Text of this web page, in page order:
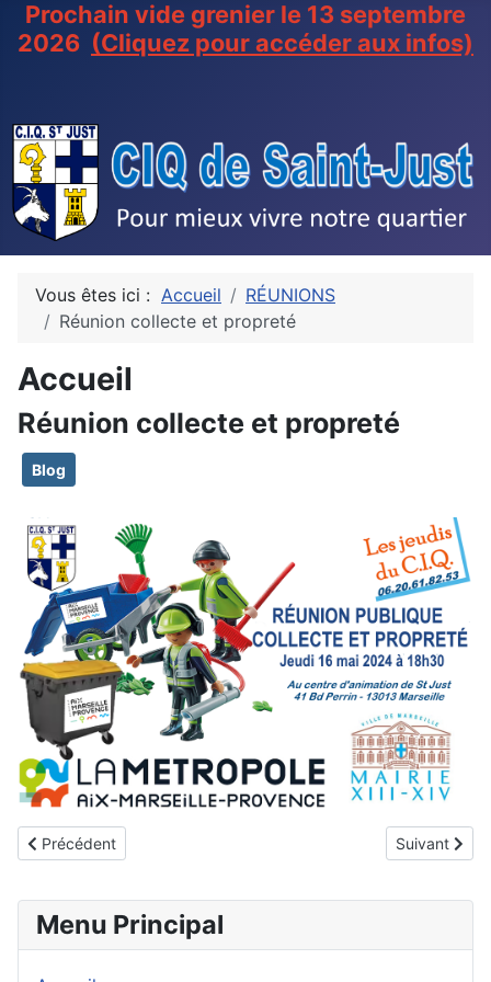
Prochain vide grenier le 13 septembre
2026 (Cliquez pour accéder aux infos)
Vous êtes ici : Accueil
RÉUNIONS
Réunion collecte et propreté
Accueil
Réunion collecte et propreté
Blog
Article précédent : Réunion du jeudi 13-11-2025
Précédent Article
Suivant
Menu Principal